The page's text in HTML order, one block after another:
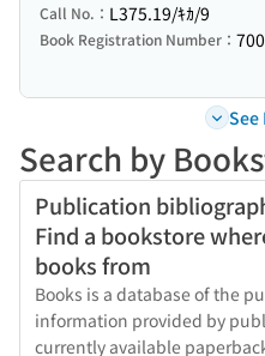
Call No.： L375.19/ｷｶ/9
Book Registration Number：
See
Search by
Publication
Find a bookstore
books from
Books is a database of the
information provided by
currently available